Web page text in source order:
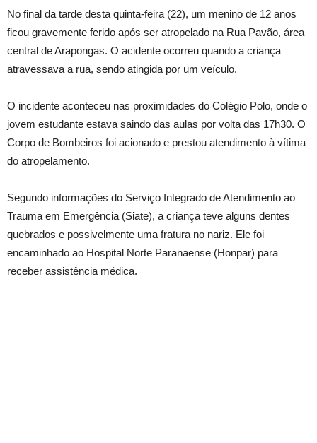
No final da tarde desta quinta-feira (22), um menino de 12 anos
ficou gravemente ferido após ser atropelado na Rua Pavão, área
central de Arapongas. O acidente ocorreu quando a criança
atravessava a rua, sendo atingida por um veículo.
O incidente aconteceu nas proximidades do Colégio Polo, onde o
jovem estudante estava saindo das aulas por volta das 17h30. O
Corpo de Bombeiros foi acionado e prestou atendimento à vítima
do atropelamento.
Segundo informações do Serviço Integrado de Atendimento ao
Trauma em Emergência (Siate), a criança teve alguns dentes
quebrados e possivelmente uma fratura no nariz. Ele foi
encaminhado ao Hospital Norte Paranaense (Honpar) para
receber assistência médica.